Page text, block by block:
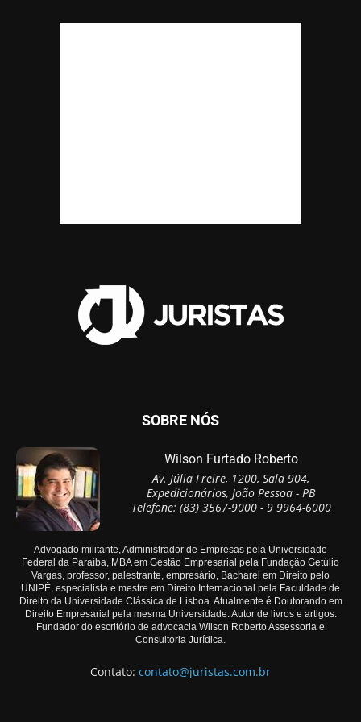
SOBRE NÓS
Wilson Furtado Roberto
Av. Júlia Freire, 1200, Sala 904,
Expedicionários, João Pessoa - PB
Telefone: (83) 3567-9000 - 9 9964-6000
Advogado militante, Administrador de Empresas pela Universidade
Federal da Paraíba, MBA em Gestão Empresarial pela Fundação Getúlio
Vargas, professor, palestrante, empresário, Bacharel em Direito pelo
UNIPÊ, especialista e mestre em Direito Internacional pela Faculdade de
Direito da Universidade Clássica de Lisboa. Atualmente é Doutorando em
Direito Empresarial pela mesma Universidade. Autor de livros e artigos.
Fundador do escritório de advocacia Wilson Roberto Assessoria e
Consultoria Jurídica.
Contato: contato@juristas.com.br